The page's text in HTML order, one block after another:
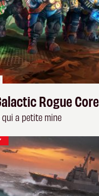
Rogue Core
a petite mine